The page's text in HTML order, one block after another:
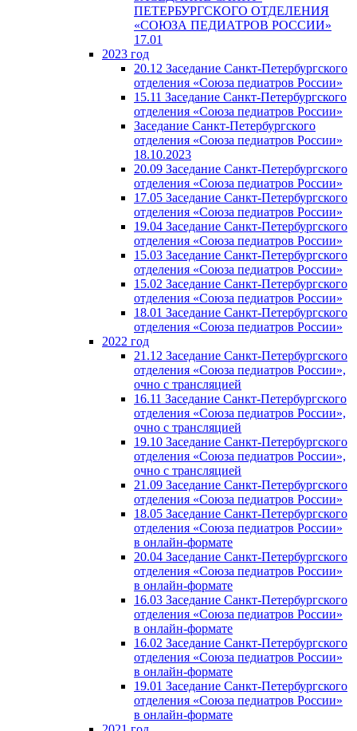
ПЕТЕРБУРГСКОГО ОТДЕЛЕНИЯ
«СОЮЗА ПЕДИАТРОВ РОССИИ»
17.01
2023 год
20.12 Заседание Санкт-Петербургского
отделения «Союза педиатров России»
15.11 Заседание Санкт-Петербургского
отделения «Союза педиатров России»
Заседание Санкт-Петербургского
отделения «Союза педиатров России»
18.10.2023
20.09 Заседание Санкт-Петербургского
отделения «Союза педиатров России»
17.05 Заседание Санкт-Петербургского
отделения «Союза педиатров России»
19.04 Заседание Санкт-Петербургского
отделения «Союза педиатров России»
15.03 Заседание Санкт-Петербургского
отделения «Союза педиатров России»
15.02 Заседание Санкт-Петербургского
отделения «Союза педиатров России»
18.01 Заседание Санкт-Петербургского
отделения «Союза педиатров России»
2022 год
21.12 Заседание Санкт-Петербургского
отделения «Союза педиатров России»,
очно с трансляцией
16.11 Заседание Санкт-Петербургского
отделения «Союза педиатров России»,
очно с трансляцией
19.10 Заседание Санкт-Петербургского
отделения «Союза педиатров России»,
очно с трансляцией
21.09 Заседание Санкт-Петербургского
отделения «Союза педиатров России»
18.05 Заседание Санкт-Петербургского
отделения «Союза педиатров России»
в онлайн-формате
20.04 Заседание Санкт-Петербургского
отделения «Союза педиатров России»
в онлайн-формате
16.03 Заседание Санкт-Петербургского
отделения «Союза педиатров России»
в онлайн-формате
16.02 Заседание Санкт-Петербургского
отделения «Союза педиатров России»
в онлайн-формате
19.01 Заседание Санкт-Петербургского
отделения «Союза педиатров России»
в онлайн-формате